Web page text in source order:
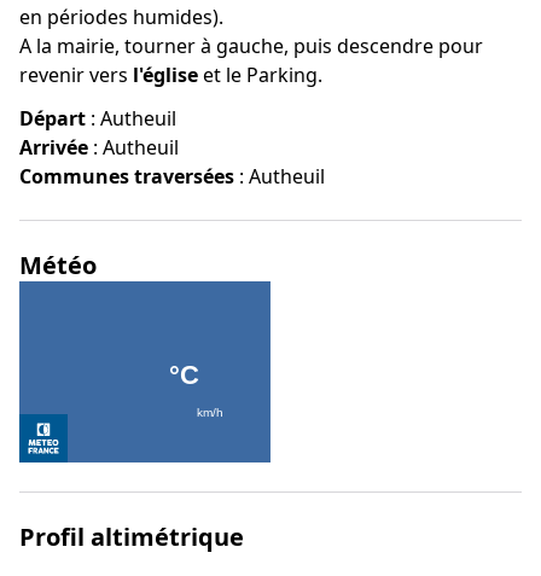
en périodes humides).
A la mairie, tourner à gauche, puis descendre pour
revenir vers l'égliseet le Parking.
Départ : Autheuil
Arrivée : Autheuil
Communes traversées : Autheuil
Météo
Profil altimétrique